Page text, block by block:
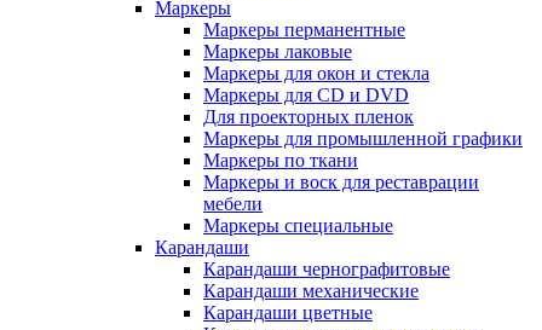
Маркеры
Маркеры перманентные
Маркеры лаковые
Маркеры для окон и стекла
Маркеры для CD и DVD
Для проекторных пленок
Маркеры для промышленной графики
Маркеры по ткани
Маркеры и воск для реставрации
мебели
Маркеры специальные
Карандаши
Карандаши чернографитовые
Карандаши механические
Карандаши цветные